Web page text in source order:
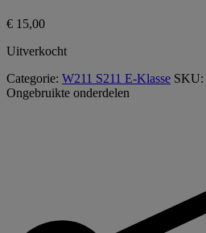
€ 15,00
Uitverkocht
Categorie: W211 S211 E-Klasse SKU:
Ongebruikte onderdelen